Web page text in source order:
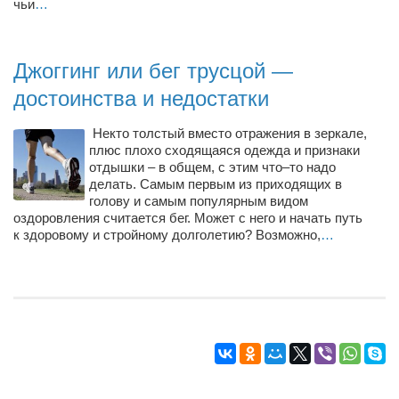
Надія Белокур
Анна Гидора
Леонтий Костур
Римма Миленкова
Ирина Проценко
Александр Садовский
чьи…
Джоггинг или бег трусцой —
достоинства и недостатки
Некто толстый вместо отражения в зеркале,
плюс плохо сходящаяся одежда и признаки
отдышки – в общем, с этим что–то надо
делать. Самым первым из приходящих в
голову и самым популярным видом
оздоровления считается бег. Может с него и начать путь
к здоровому и стройному долголетию? Возможно,…